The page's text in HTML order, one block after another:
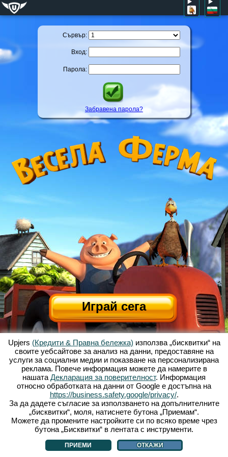
Сървър:
Вход:
Парола:
Забравена парола?
Играй сега
За Весела Ферма |Историята зад тази уеб базирана игра |Опциите
УЗП|Контакти/Кредити|Условия за поверителност|Правила|Форум|
Поддръжка|My Free Farm 2 App|Google Play|App Store|
Уеб игри - upjers.com|Управлявай Бисквитки
Upjers (Кредити & Правна бележка) използва „бисквитки“ на
своите уебсайтове за анализ на данни, предоставяне на
услуги за социални медии и показване на персонализирана
реклама. Повече информация можете да намерите в
нашата Декларация за поверителност. Информация
относно обработката на данни от Google е достъпна на
https://business.safety.google/privacy/.
За да дадете съгласие за използването на допълнителните
„бисквитки“, моля, натиснете бутона „Приемам“.
Можете да промените настройките си по всяко време чрез
бутона „Бисквитки“ в лентата с инструменти.
ПРИЕМИ ОТКАЖИ